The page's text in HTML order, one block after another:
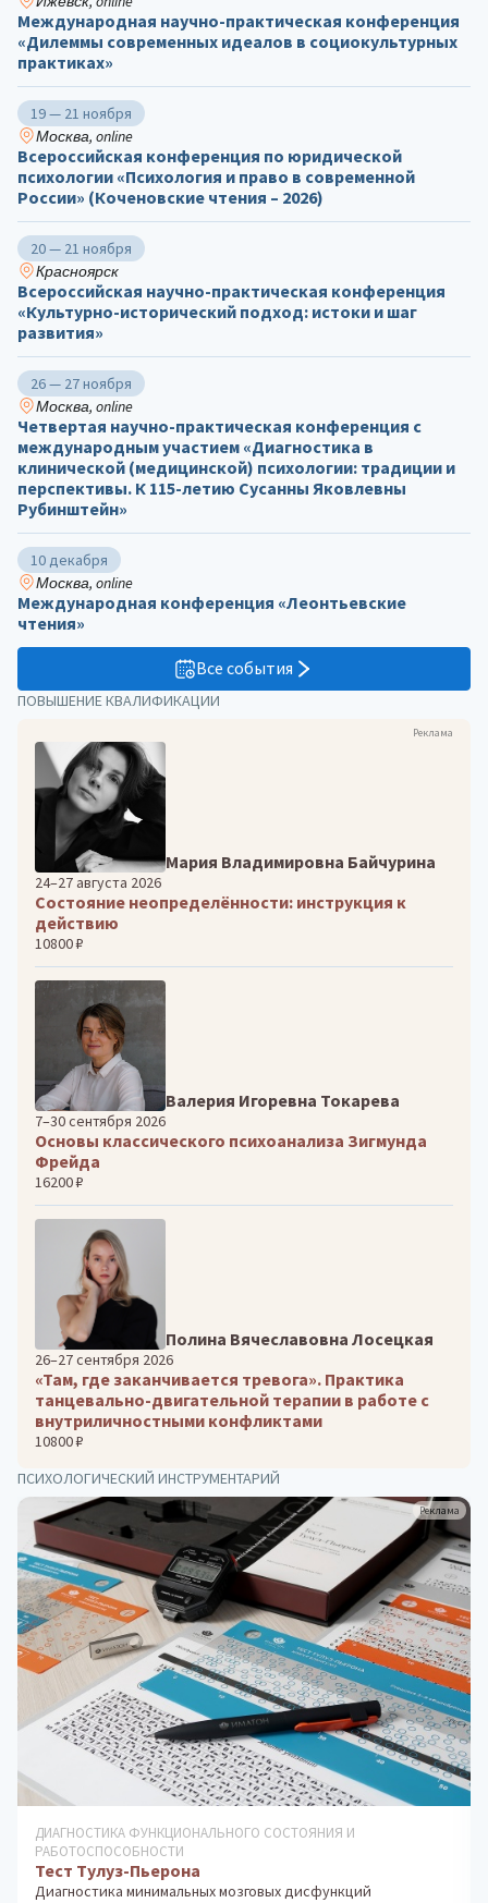
ПОВЫШЕНИЕ КВАЛИФИКАЦИИ
Реклама
Мария Владимировна Байчурина
24–27 августа 2026
Состояние неопределённости: инструкция к
действию
10800 ₽
Валерия Игоревна Токарева
7–30 сентября 2026
Основы классического психоанализа Зигмунда
Фрейда
16200 ₽
Полина Вячеславовна Лосецкая
26–27 сентября 2026
«Там, где заканчивается тревога». Практика
танцевально-двигательной терапии в работе с
внутриличностными конфликтами
10800 ₽
ПСИХОЛОГИЧЕСКИЙ ИНСТРУМЕНТАРИЙ
Реклама
ДИАГНОСТИКА ФУНКЦИОНАЛЬНОГО СОСТОЯНИЯ И
РАБОТОСПОСОБНОСТИ
Тест Тулуз-Пьерона
Диагностика минимальных мозговых дисфункций
Международная научно-практическая конференция
«Дилеммы современных идеалов в социокультурных
практиках»
19 — 21 ноября
Москва, online
Всероссийская конференция по юридической
психологии «Психология и право в современной
России» (Коченовские чтения – 2026)
20 — 21 ноября
Красноярск
Всероссийская научно-практическая конференция
«Культурно-исторический подход: истоки и шаг
развития»
26 — 27 ноября
Москва, online
Четвертая научно-практическая конференция с
международным участием «Диагностика в
клинической (медицинской) психологии: традиции и
перспективы. К 115-летию Сусанны Яковлевны
Рубинштейн»
10 декабря
Москва, online
Международная конференция «Леонтьевские
чтения»
Все события